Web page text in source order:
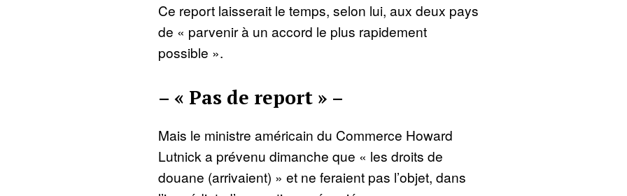
Ce report laisserait le temps, selon lui, aux deux pays
de « parvenir à un accord le plus rapidement
possible ».
– « Pas de report » –
Mais le ministre américain du Commerce Howard
Lutnick a prévenu dimanche que « les droits de
douane (arrivaient) » et ne feraient pas l’objet, dans